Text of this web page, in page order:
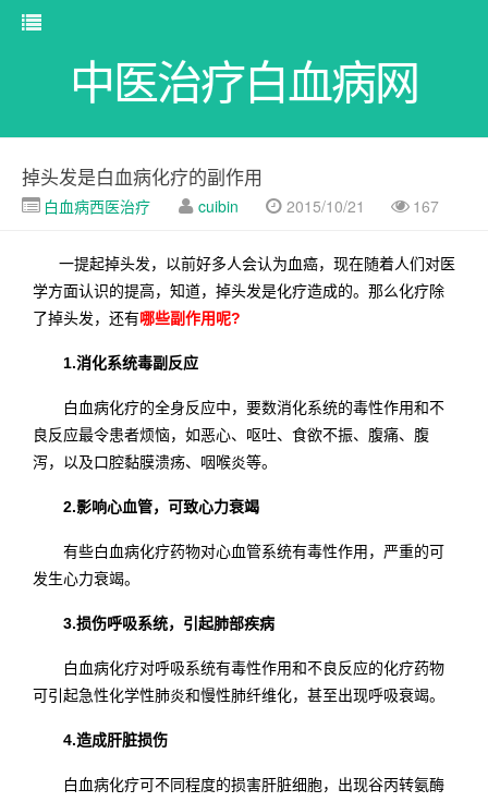
中医治疗白血病网
掉头发是白血病化疗的副作用
白血病西医治疗 cuibin 2015/10/21 167
一提起掉头发，以前好多人会认为血癌，现在随着人们对医
学方面认识的提高，知道，掉头发是化疗造成的。那么化疗除
了掉头发，还有哪些副作用呢?
1.消化系统毒副反应
白血病化疗的全身反应中，要数消化系统的毒性作用和不
良反应最令患者烦恼，如恶心、呕吐、食欲不振、腹痛、腹
泻，以及口腔黏膜溃疡、咽喉炎等。
2.影响心血管，可致心力衰竭
有些白血病化疗药物对心血管系统有毒性作用，严重的可
发生心力衰竭。
3.损伤呼吸系统，引起肺部疾病
白血病化疗对呼吸系统有毒性作用和不良反应的化疗药物
可引起急性化学性肺炎和慢性肺纤维化，甚至出现呼吸衰竭。
4.造成肝脏损伤
白血病化疗可不同程度的损害肝脏细胞，出现谷丙转氨酶